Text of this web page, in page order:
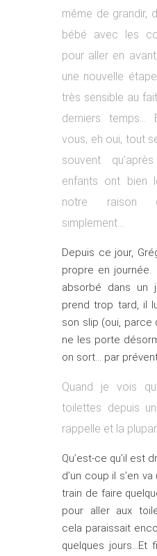
même de grandir,
bébé avec les
pour aller en
une nouvelle
très sensible au
derniers temps…
vous, eh oui, tout
souvent
enfants ont bien
notre raison
simplement…
Depuis ce jour,
propre en journée.
absorbé dans un
prend trop tard, il
son slip (oui, parce
ne les porte
on sort… par
Quand je vois
toilettes depuis
rappelle et la
Qu’est-ce qu’il est
d’un coup il s’en
train de faire
pour aller aux
cela paraissait
quelques jours…Et